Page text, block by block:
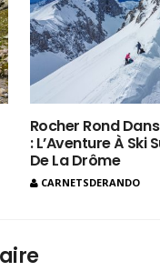
Rocher Rond
: L’Aventure À Ski
De La Drôme
CARNETSDERANDO